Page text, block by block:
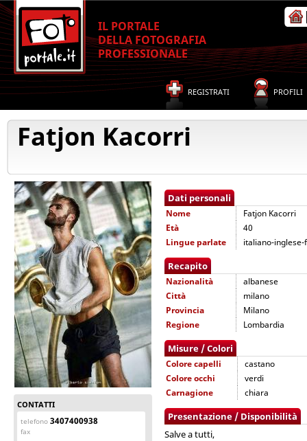
IL PORTALE
DELLA FOTOGRAFIA
PROFESSIONALE
REGISTRATI PROFILI
Fatjon Kacorri
CONTATTI
telefono 3407400938
fax
Dati personali
Nome
Fatjon Kacorri
Età
40
Lingue parlate
italiano-
Recapito
Nazionalità
albanese
Città
milano
Provincia
Milano
Regione
Lombardia
Misure / Colori
Colore capelli
castano
Colore occhi
verdi
Carnagione
chiara
Presentazione / Disponibilità
Salve a tutti,